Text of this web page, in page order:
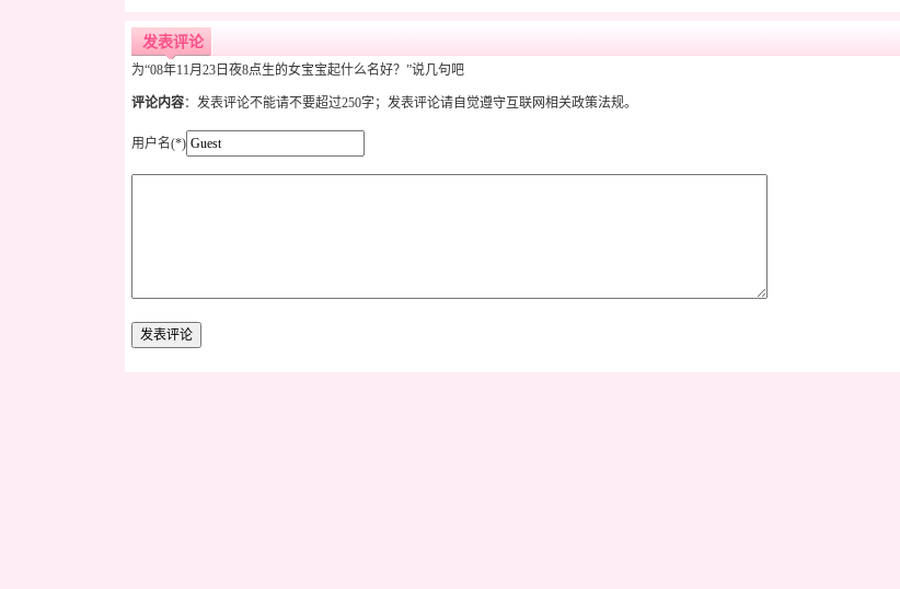
发表评论
为“08年11月23日夜8点生的女宝宝起什么名好？”说几句吧
评论内容：发表评论不能请不要超过250字；发表评论请自觉遵守互联网相关政策法规。
用户名(*)